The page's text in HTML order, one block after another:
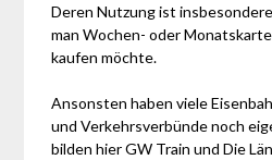
Deren Nutzung ist
man Wochen- oder
kaufen möchte.
Ansonsten haben viele
und Verkehrsverbünde noch
bilden hier GW Train und Die